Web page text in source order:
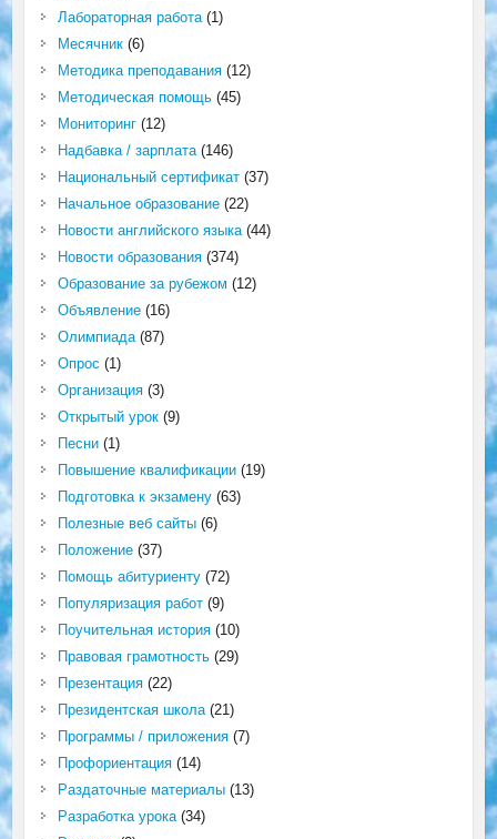
Лабораторная работа(1)
Месячник(6)
Методика преподавания(12)
Методическая помощь(45)
Мониторинг(12)
Надбавка / зарплата(146)
Национальный сертификат(37)
Начальное образование(22)
Новости английского языка(44)
Новости образования(374)
Образование за рубежом (12)
Объявление(16)
Олимпиада(87)
Опрос (1)
Организация(3)
Открытый урок(9)
Песни(1)
Повышение квалификации(19)
Подготовка к экзамену(63)
Полезные веб сайты(6)
Положение(37)
Помощь абитуриенту(72)
Популяризация работ(9)
Поучительная история(10)
Правовая грамотность(29)
Презентация(22)
Президентская школа(21)
Программы / приложения(7)
Профориентация(14)
Раздаточные материалы(13)
Разработка урока(34)